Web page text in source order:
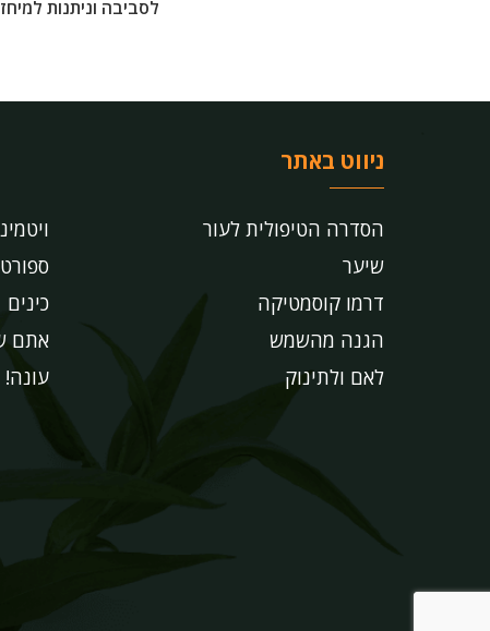
לסביבה וניתנות
ניווט באתר
הסדרה הטיפולית לעור
שיער
דרמו קוסמטיקה
הגנה מהשמש
לאם ולתינוק
כינים
אתם
עונה!